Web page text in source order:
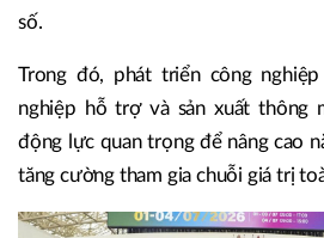
số.
Trong đó, phát triển công
nghiệp hỗ trợ và sản xuất thông
động lực quan trọng để nâng cao
tăng cường tham gia chuỗi giá trị